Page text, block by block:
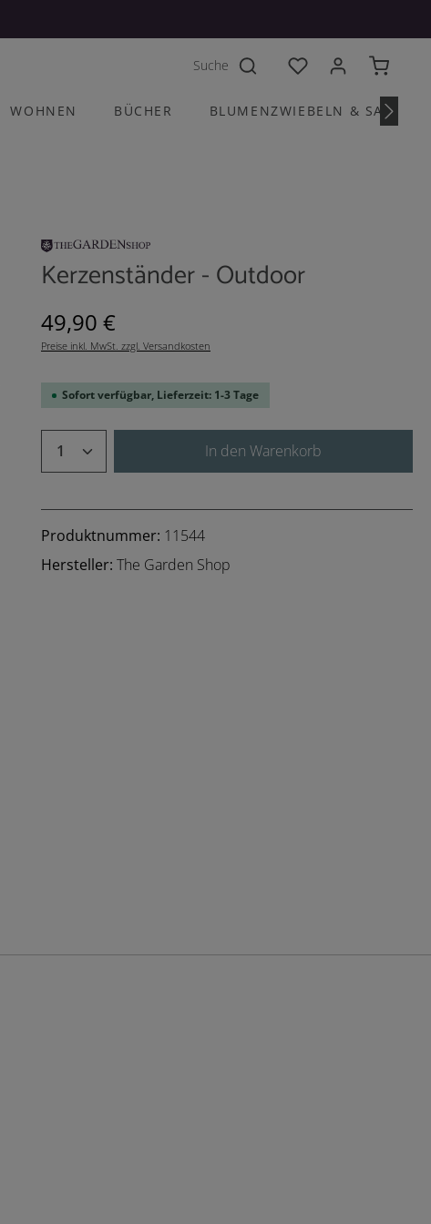
Du hast 0 Produkte
WOHNEN BÜCHER BLUMENZWIEBELN &
Kerzenständer - Outdoor
Regulärer Preis:
49,90 €
Preise inkl. MwSt. zzgl. Versandkosten
Sofort verfügbar, Lieferzeit: 1-3 Tage
Produkt Anzahl: Gib den
In den Warenkorb
Produktnummer: 11544
Hersteller: The Garden Shop